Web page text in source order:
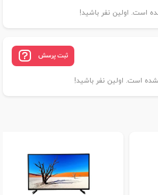
است. اولین نفر باشید!
ثبت پرسش
است. اولین نفر باشید!